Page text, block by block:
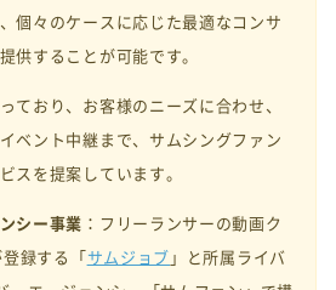
個々のケースに応じた最適なコンサ
供することが可能です。
ており、お客様のニーズに合わせ、
ベント中継まで、サムシングファン
スを提案しています。
シー事業 ： フリーランサーの動画ク
録する「サムジョブ 」と所属ライバ